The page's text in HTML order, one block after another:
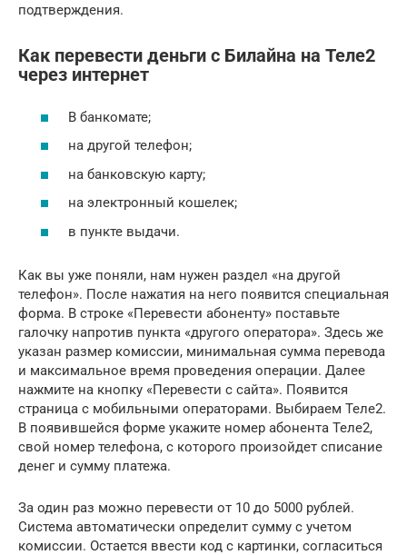
подтверждения.
Как перевести деньги с Билайна на Теле2
через интернет
В банкомате;
на другой телефон;
на банковскую карту;
на электронный кошелек;
в пункте выдачи.
Как вы уже поняли, нам нужен раздел «на другой
телефон». После нажатия на него появится специальная
форма. В строке «Перевести абоненту» поставьте
галочку напротив пункта «другого оператора». Здесь же
указан размер комиссии, минимальная сумма перевода
и максимальное время проведения операции. Далее
нажмите на кнопку «Перевести с сайта». Появится
страница с мобильными операторами. Выбираем Теле2.
В появившейся форме укажите номер абонента Теле2,
свой номер телефона, с которого произойдет списание
денег и сумму платежа.
За один раз можно перевести от 10 до 5000 рублей.
Система автоматически определит сумму с учетом
комиссии. Остается ввести код с картинки, согласиться